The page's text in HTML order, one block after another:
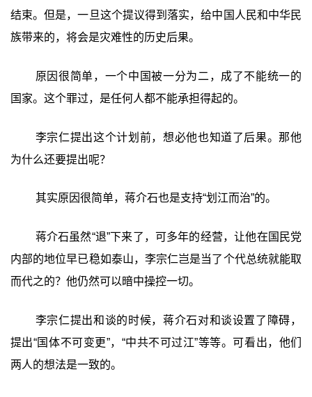
结束。但是，一旦这个提议得到落实，给中国人民和中华民
族带来的，将会是灾难性的历史后果。
原因很简单，一个中国被一分为二，成了不能统一的
国家。这个罪过，是任何人都不能承担得起的。
李宗仁提出这个计划前，想必他也知道了后果。那他
为什么还要提出呢？
其实原因很简单，蒋介石也是支持“划江而治”的。
蒋介石虽然“退”下来了，可多年的经营，让他在国民党
内部的地位早已稳如泰山，李宗仁岂是当了个代总统就能取
而代之的？他仍然可以暗中操控一切。
李宗仁提出和谈的时候，蒋介石对和谈设置了障碍，
提出“国体不可变更”，“中共不可过江”等等。可看出，他们
两人的想法是一致的。